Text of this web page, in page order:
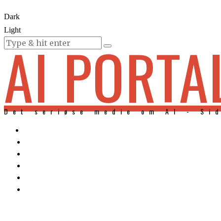
Dark
Light
KURSER
AI
Det seriøse medie om AI -